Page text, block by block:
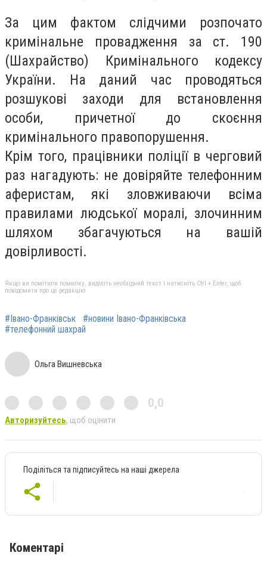
За цим фактом слідчими розпочато
кримінальне провадження за ст. 190
(Шахрайство) Кримінального кодексу
України. На даний час проводяться
розшукові заходи для встановлення
особи, причетної до скоєння
кримінального правопорушення.
Крім того, працівники поліції в черговий
раз нагадують: не довіряйте телефонним
аферистам, які зловживаючи всіма
правилами людської моралі, злочинним
шляхом збагачуються на вашій
довірливості.
Якщо ви помітили помилку, виділіть необхідний текст і натисніть Ctrl + Enter, щоб
повідомити про це редакцію
#Івано-Франківськ
#новини Івано-Франківська
#телефонний шахрай
Ольга Вишневська
0,0
Авторизуйтесь, щоб оцінити
Поділіться та підписуйтесь на наші джерела
Коментарі